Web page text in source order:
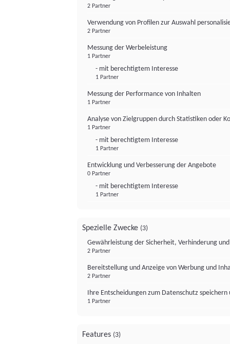
2 Partner
Verwendung von Profilen zur Auswahl
2 Partner
Messung der Werbeleistung
1 Partner
- mit berechtigtem Interesse
1 Partner
Messung der Performance von Inhalten
1 Partner
Analyse von Zielgruppen durch Statistiken oder
1 Partner
- mit berechtigtem Interesse
1 Partner
Entwicklung und Verbesserung der Angebote
0 Partner
- mit berechtigtem Interesse
1 Partner
Spezielle Zwecke (3)
Gewährleistung der Sicherheit, Verhinderung
2 Partner
Bereitstellung und Anzeige von Werbung und
2 Partner
Ihre Entscheidungen zum Datenschutz
1 Partner
Features (3)